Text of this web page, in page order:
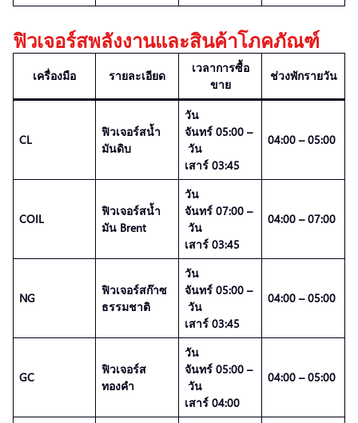
ฟิวเจอร์สพลังงานและสินค้าโภคภัณฑ์
เครื่องมือ รายละเอียด
เวลาการซื้อ
ขาย
ช่วงพักรายวัน
CL
ฟิวเจอร์สน้ำ
มันดิบ
วัน
จันทร์ 05:00 –
วัน
เสาร์ 03:45
04:00 – 05:00
COIL
ฟิวเจอร์สน้ำ
มัน Brent
วัน
จันทร์ 07:00 –
วัน
เสาร์ 03:45
04:00 – 07:00
NG
ฟิวเจอร์สก๊าซ
ธรรมชาติ
วัน
จันทร์ 05:00 –
วัน
เสาร์ 03:45
04:00 – 05:00
GC
ฟิวเจอร์ส
ทองคำ
วัน
จันทร์ 05:00 –
วัน
เสาร์ 04:00
04:00 – 05:00